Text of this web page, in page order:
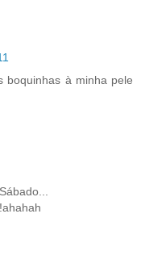
boquinhas à minha pele